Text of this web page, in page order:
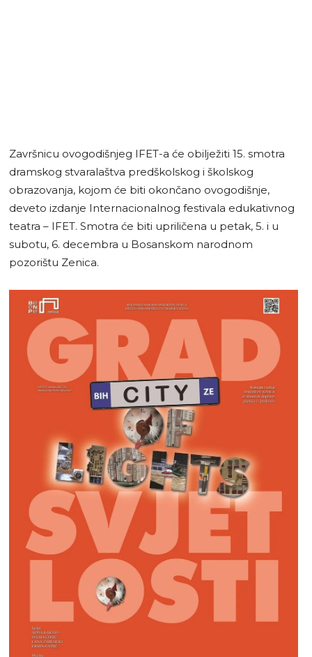
Završnicu ovogodišnjeg IFET-a će obilježiti 15. smotra
dramskog stvaralaštva predškolskog i školskog
obrazovanja, kojom će biti okončano ovogodišnje,
deveto izdanje Internacionalnog festivala edukativnog
teatra – IFET. Smotra će biti upriličena u petak, 5. i u
subotu, 6. decembra u Bosanskom narodnom
pozorištu Zenica.